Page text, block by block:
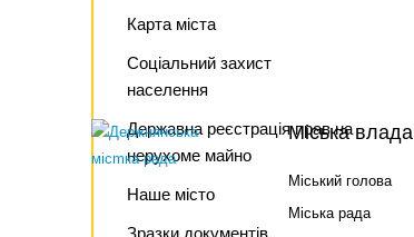
Карта міста
Соціальний захист
населення
Державна реєстрація прав на
нерухоме майно
Наше місто
Зразки документів
Міська влада
Міський голова
Міська рада